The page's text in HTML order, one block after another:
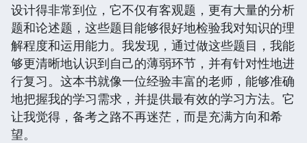
设计得非常到位，它不仅有客观题，更有大量的分析
题和论述题，这些题目能够很好地检验我对知识的理
解程度和运用能力。我发现，通过做这些题目，我能
够更清晰地认识到自己的薄弱环节，并有针对性地进
行复习。这本书就像一位经验丰富的老师，能够准确
地把握我的学习需求，并提供最有效的学习方法。它
让我觉得，备考之路不再迷茫，而是充满方向和希
望。